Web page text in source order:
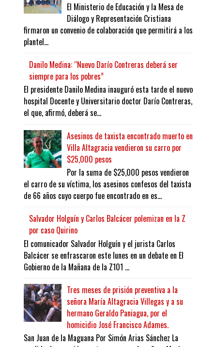
El Ministerio de Educación y la Mesa de
Diálogo y Representación Cristiana
firmaron un convenio de colaboración que permitirá a los
plantel...
Danilo Medina: “Nuevo Darío Contreras deberá ser
siempre para los pobres”
El presidente Danilo Medina inauguró esta tarde el nuevo
hospital Docente y Universitario doctor Darío Contreras,
el que, afirmó, deberá se...
Asesinos de taxista encontrado muerto en
Villa Altagracia vendieron su carro por
$25,000 pesos
Por la suma de $25,000 pesos vendieron
el carro de su víctima, los asesinos confesos del taxista
de 66 años cuyo cuerpo fue encontrado en es...
Salvador Holguín y Carlos Balcácer polemizan en la Z
por caso Quirino
El comunicador Salvador Holguín y el jurista Carlos
Balcácer se enfrascaron este lunes en un debate en El
Gobierno de la Mañana de la Z101 ...
Tres meses de prisión preventiva a la
señora María Altagracia Villegas y a su
hermano Geraldo Paniagua, por el
homicidio José Francisco Adames.
San Juan de la Maguana Por Simón Arias Sánchez La